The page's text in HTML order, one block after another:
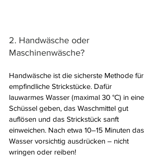
2. Handwäsche oder
Maschinenwäsche?
Handwäsche ist die sicherste Methode für
empfindliche Strickstücke. Dafür
lauwarmes Wasser (maximal 30 °C) in eine
Schüssel geben, das Waschmittel gut
auflösen und das Strickstück sanft
einweichen. Nach etwa 10–15 Minuten das
Wasser vorsichtig ausdrücken – nicht
wringen oder reiben!